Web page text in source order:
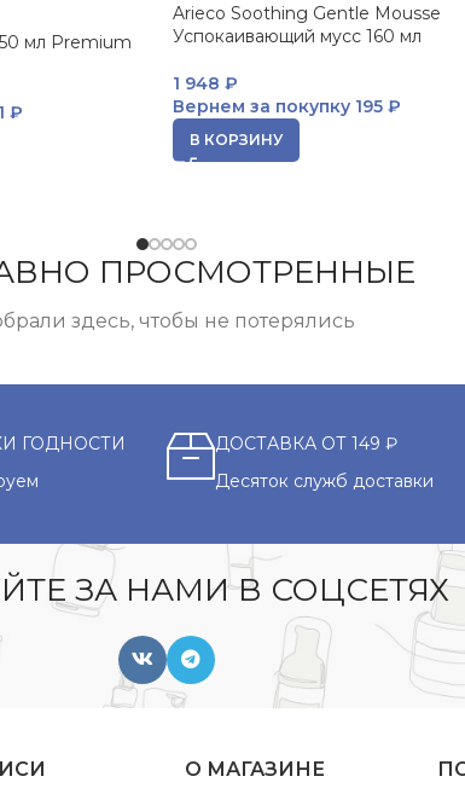
мл Premium
₽
Arieco Soothing Gentle Mousse
Успокаивающий мусс 160 мл
1 948 ₽
Вернем за покупку 195 ₽
В КОРЗИНУ
ПРОСМОТРЕННЫЕ
здесь, чтобы не потерялись
ГОДНОСТИ
ДОСТАВКА ОТ 149 ₽
Десяток служб доставки
ЗА НАМИ В СОЦСЕТЯХ
О МАГАЗИНЕ